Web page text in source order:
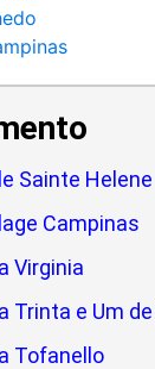
Sainte Helene
Campinas
Virginia
Trinta e Um
Tofanello